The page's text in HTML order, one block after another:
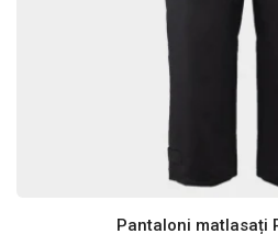
Pantaloni matlasați